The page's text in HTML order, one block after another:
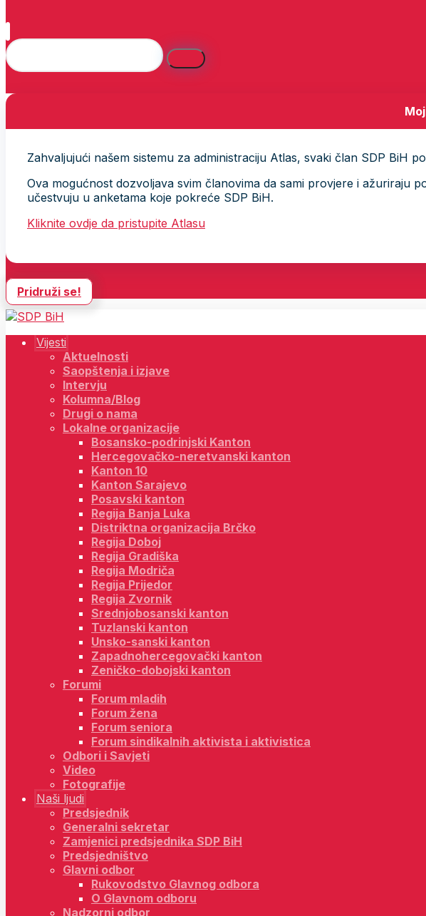
Zahvaljujući našem sistemu za administraciju Atlas, svaki član SDP BiH
Ova mogućnost dozvoljava svim članovima da sami provjere i ažuriraju
učestvuju u anketama koje pokreće SDP BiH.
Kliknite ovdje da pristupite Atlasu
Pridruži se!
Vijesti
Aktuelnosti
Saopštenja i izjave
Intervju
Kolumna/Blog
Drugi o nama
Lokalne organizacije
Bosansko-podrinjski Kanton
Hercegovačko-neretvanski kanton
Kanton 10
Kanton Sarajevo
Posavski kanton
Regija Banja Luka
Distriktna organizacija Brčko
Regija Doboj
Regija Gradiška
Regija Modriča
Regija Prijedor
Regija Zvornik
Srednjobosanski kanton
Tuzlanski kanton
Unsko-sanski kanton
Zapadnohercegovački kanton
Zeničko-dobojski kanton
Forumi
Forum mladih
Forum žena
Forum seniora
Forum sindikalnih aktivista i aktivistica
Odbori i Savjeti
Video
Fotografije
Naši ljudi
Predsjednik
Generalni sekretar
Zamjenici predsjednika SDP BiH
Predsjedništvo
Glavni odbor
Rukovodstvo Glavnog odbora
O Glavnom odboru
Nadzorni odbor